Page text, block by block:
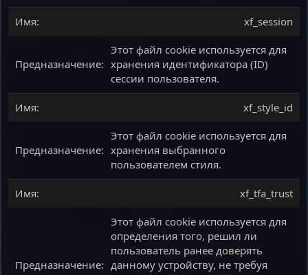
xf_session
Этот файл cookie используется для
хранения идентификатора (ID)
сессии пользователя.
xf_style_id
Этот файл cookie используется для
хранения выбранного
пользователем стиля.
xf_tfa_trust
Этот файл cookie используется для
определения того, решил ли
пользователь ранее доверять
данному устройству, не требуя